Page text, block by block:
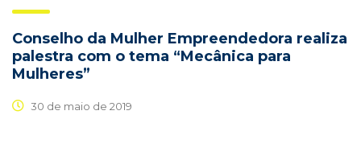
Conselho da Mulher Empreendedora realiza
palestra com o tema “Mecânica para
Mulheres”
30 de maio de 2019